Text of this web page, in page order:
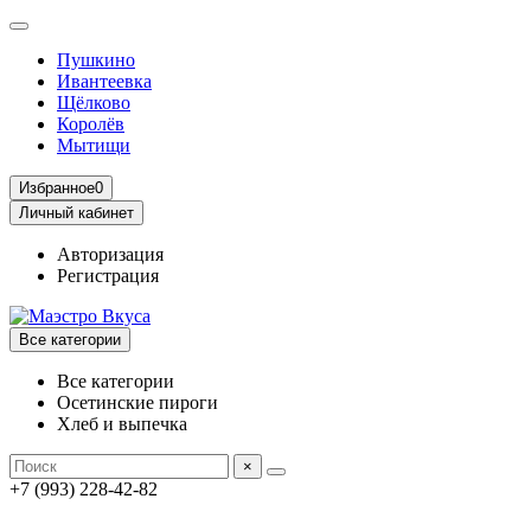
Пушкино
Ивантеевка
Щёлково
Королёв
Мытищи
Избранное0
Личный кабинет
Авторизация
Регистрация
Все категории
Все категории
Осетинские пироги
Хлеб и выпечка
×
+7 (993) 228-42-82